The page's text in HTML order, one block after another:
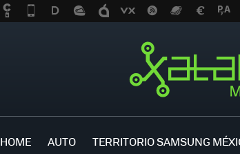
HOME AUTO TERRITORIO SAMSUNG